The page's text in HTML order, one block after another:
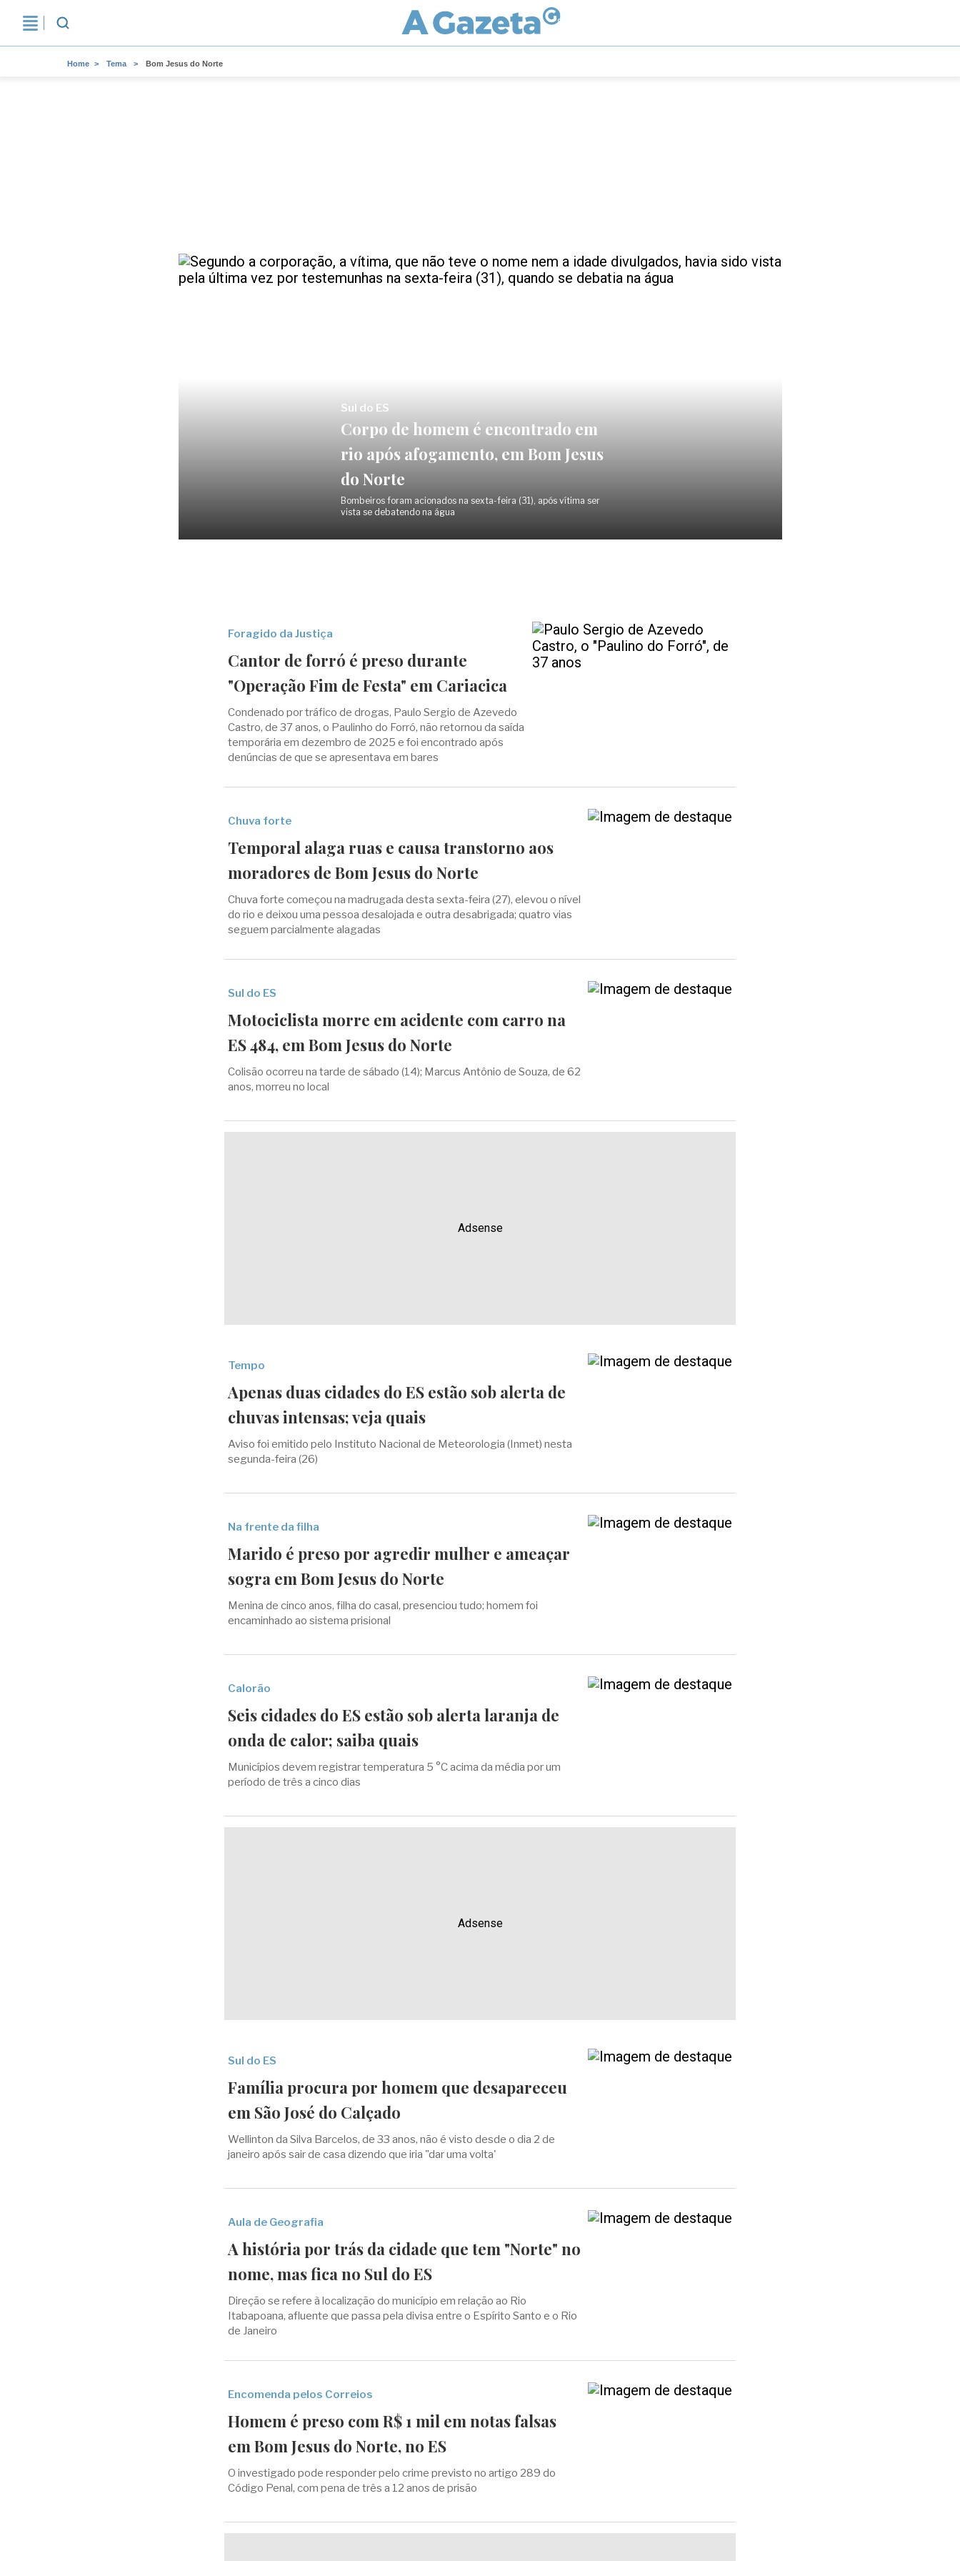
Home Tema Bom Jesus do Norte
Sul do ES
Corpo de homem é encontrado em
rio após afogamento, em Bom Jesus
do Norte
Bombeiros foram acionados na sexta-feira (31), após vítima ser
vista se debatendo na água
Foragido da Justiça
Cantor de forró é preso durante
"Operação Fim de Festa" em Cariacica
Condenado por tráfico de drogas, Paulo Sergio de Azevedo
Castro, de 37 anos, o Paulinho do Forró, não retornou da saída
temporária em dezembro de 2025 e foi encontrado após
denúncias de que se apresentava em bares
Chuva forte
Temporal alaga ruas e causa transtorno aos
moradores de Bom Jesus do Norte
Chuva forte começou na madrugada desta sexta-feira (27), elevou o nível
do rio e deixou uma pessoa desalojada e outra desabrigada; quatro vias
seguem parcialmente alagadas
Sul do ES
Motociclista morre em acidente com carro na
ES 484, em Bom Jesus do Norte
Colisão ocorreu na tarde de sábado (14); Marcus Antônio de Souza, de 62
anos, morreu no local
Adsense
Tempo
Apenas duas cidades do ES estão sob alerta de
chuvas intensas; veja quais
Aviso foi emitido pelo Instituto Nacional de Meteorologia (Inmet) nesta
segunda-feira (26)
Na frente da filha
Marido é preso por agredir mulher e ameaçar
sogra em Bom Jesus do Norte
Menina de cinco anos, filha do casal, presenciou tudo; homem foi
encaminhado ao sistema prisional
Calorão
Seis cidades do ES estão sob alerta laranja de
onda de calor; saiba quais
Municípios devem registrar temperatura 5 °C acima da média por um
período de três a cinco dias
Adsense
Sul do ES
Família procura por homem que desapareceu
em São José do Calçado
Wellinton da Silva Barcelos, de 33 anos, não é visto desde o dia 2 de
janeiro após sair de casa dizendo que iria "dar uma volta'
Aula de Geografia
A história por trás da cidade que tem "Norte" no
nome, mas fica no Sul do ES
Direção se refere à localização do município em relação ao Rio
Itabapoana, afluente que passa pela divisa entre o Espírito Santo e o Rio
de Janeiro
Encomenda pelos Correios
Homem é preso com R$ 1 mil em notas falsas
em Bom Jesus do Norte, no ES
O investigado pode responder pelo crime previsto no artigo 289 do
Código Penal, com pena de três a 12 anos de prisão